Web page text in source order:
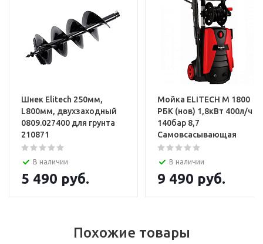
Шнек Elitech 250мм,
L800мм, двухзаходный
0809.027400 для грунта
210871
В наличии
5 490 руб.
Мойка ELITECH М 1800
РБК (нов) 1,8кВт 400л/ч
140бар 8,7
Самовсасывающая
В наличии
9 490 руб.
Похожие товары